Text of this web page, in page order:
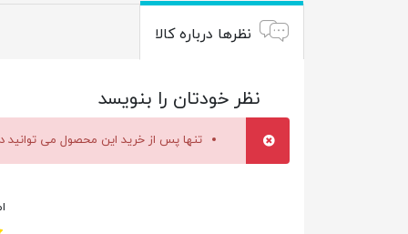
نظرها درباره کالا
نظر خودتان را بنویسد
تنها پس از خرید این محصول می توانید